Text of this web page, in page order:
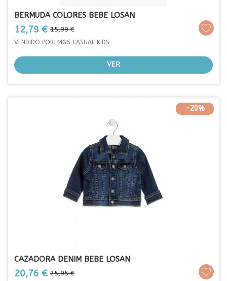
BERMUDA COLORES BEBE LOSAN
Prezo
12,79 € Prezo
base
15,99 €
VENDIDO POR: M&S CASUAL KIDS
VER
-20%
CAZADORA DENIM BEBE LOSAN
Prezo
20,76 € Prezo
25,95 €